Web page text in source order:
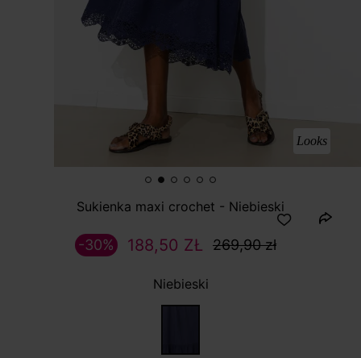
Looks
Sukienka maxi crochet - Niebieski
188,50 ZŁ 269,90 zł
-30%
Niebieski